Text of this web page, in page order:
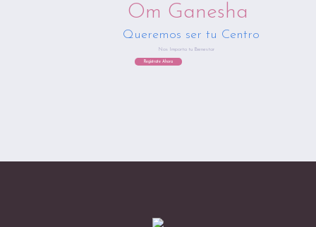
Regístrate Ahora
Om Ganesha
Queremos ser tu Centro
Nos Importa tu Bienestar